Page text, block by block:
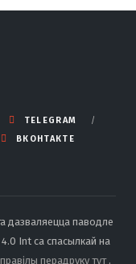
TELEGRAM
ВКОНТАКТЕ
дазваляецца паводле
4.0 Int са спасылкай на
перадруку тут.